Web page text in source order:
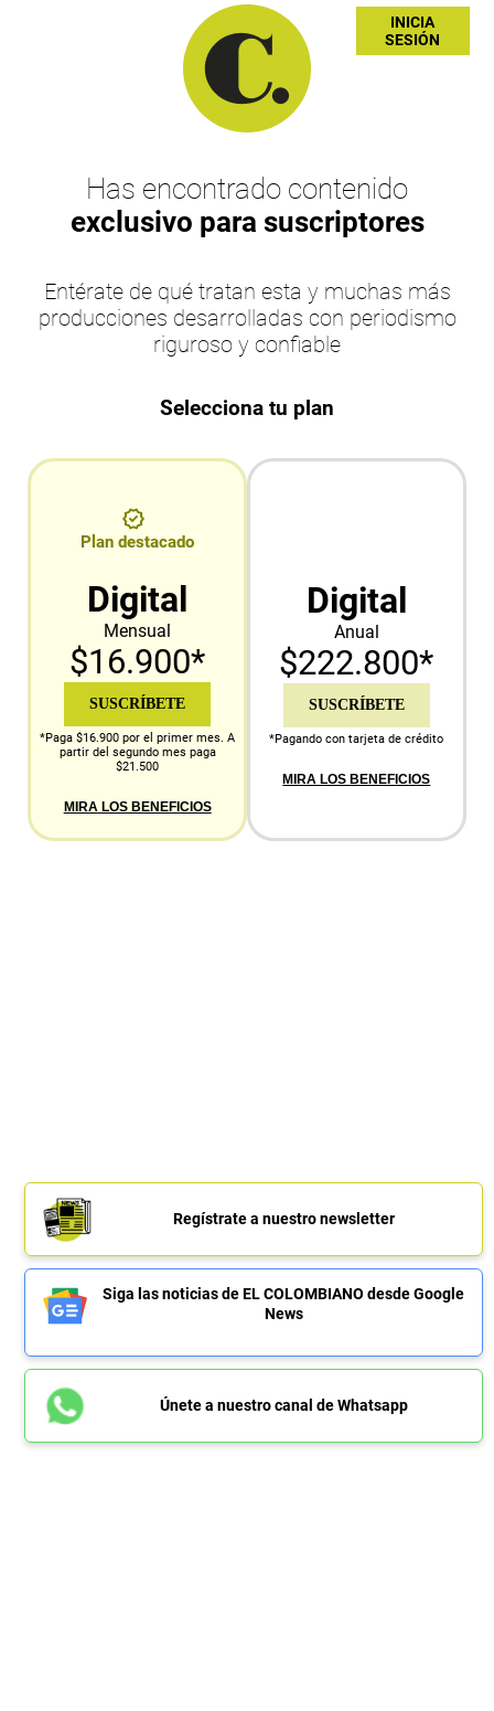
INICIA
SESIÓN
Has encontrado contenido
exclusivo para suscriptores
Entérate de qué tratan esta y muchas más
producciones desarrolladas con periodismo
riguroso y confiable
Selecciona tu plan
Plan destacado
Digital
Mensual
$16.900*
SUSCRÍBETE
*Paga $16.900 por el primer mes. A
partir del segundo mes paga
$21.500
MIRA LOS BENEFICIOS
Digital
Anual
$222.800*
SUSCRÍBETE
*Pagando con tarjeta de crédito
MIRA LOS BENEFICIOS
Regístrate a nuestro newsletter
Siga las noticias de EL COLOMBIANO desde Google
News
Únete a nuestro canal de Whatsapp